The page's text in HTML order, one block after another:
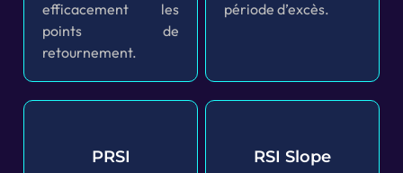
efficacement les
points de
retournement.
période d’excès.
PRSI RSI Slope